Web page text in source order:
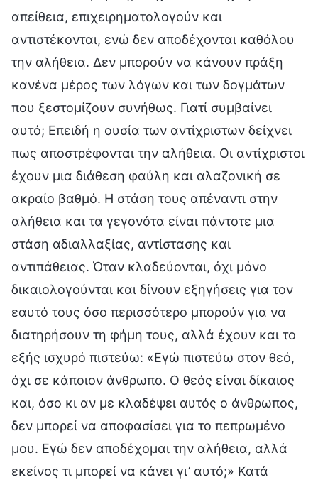
απείθεια, επιχειρηματολογούν και
αντιστέκονται, ενώ δεν αποδέχονται καθόλου
την αλήθεια. Δεν μπορούν να κάνουν πράξη
κανένα μέρος των λόγων και των δογμάτων
που ξεστομίζουν συνήθως. Γιατί συμβαίνει
αυτό; Επειδή η ουσία των αντίχριστων δείχνει
πως αποστρέφονται την αλήθεια. Οι αντίχριστοι
έχουν μια διάθεση φαύλη και αλαζονική σε
ακραίο βαθμό. Η στάση τους απέναντι στην
αλήθεια και τα γεγονότα είναι πάντοτε μια
στάση αδιαλλαξίας, αντίστασης και
αντιπάθειας. Όταν κλαδεύονται, όχι μόνο
δικαιολογούνται και δίνουν εξηγήσεις για τον
εαυτό τους όσο περισσότερο μπορούν για να
διατηρήσουν τη φήμη τους, αλλά έχουν και το
εξής ισχυρό πιστεύω: «Εγώ πιστεύω στον θεό,
όχι σε κάποιον άνθρωπο. Ο θεός είναι δίκαιος
και, όσο κι αν με κλαδέψει αυτός ο άνθρωπος,
δεν μπορεί να αποφασίσει για το πεπρωμένο
μου. Εγώ δεν αποδέχομαι την αλήθεια, αλλά
εκείνος τι μπορεί να κάνει γι’ αυτό;» Κατά